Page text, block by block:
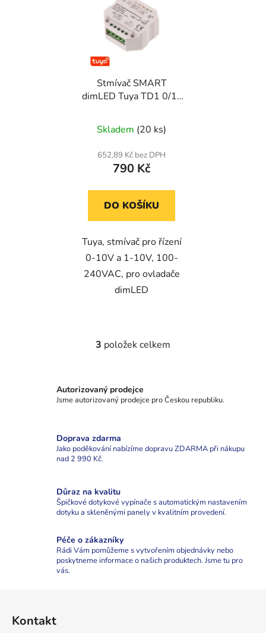
Stmívač SMART
dimLED Tuya TD1 0/1-
Skladem (20 ks)
652,89 Kč bez DPH
790 Kč
DO KOŠÍKU
Tuya, stmívač pro řízení
0-10V a 1-10V, 100-
240VAC, pro ovladače
dimLED
O
á
d
í
p
y
v
p
i
3 položek celkem
Autorizovaný prodejce
Jsme autorizovaný prodejce pro Českou republiku.
Doprava zdarma
Jako poděkování nabízíme dopravu ZDARMA při nákupu
nad 2 990 Kč.
Důraz na kvalitu
Špičkové dotykové vypínače s automatickým nastavením
dotyku a skleněnými panely v kvalitním provedení.
Péče o zákazníky
Rádi Vám pomůžeme s vytvořením objednávky nebo
poskytneme informace o našich produktech. Jsme tu pro
vás.
Kontakt